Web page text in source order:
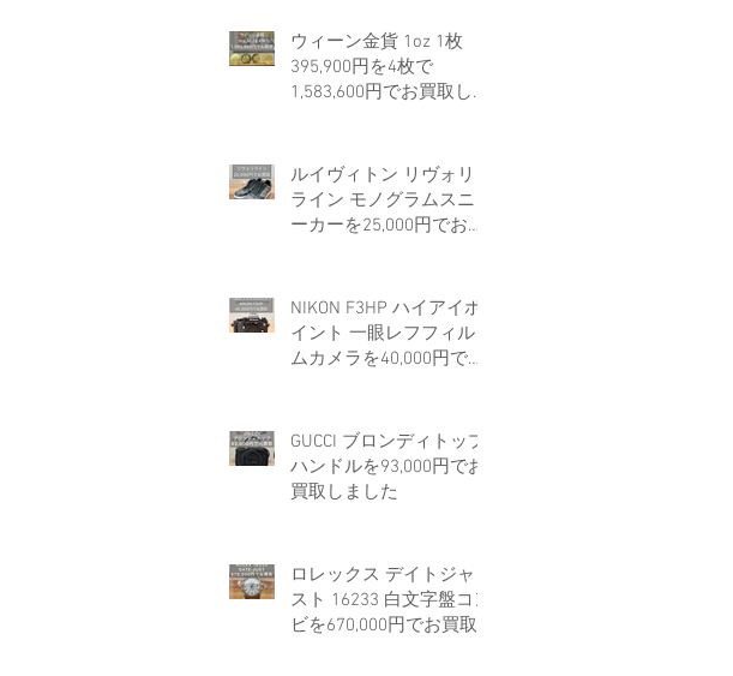
ウィーン金貨 1oz 1枚
395,900円を4枚で
1,583,600円でお買取しま
ルイヴィトン リヴォリ
ライン モノグラムスニ
ーカーを25,000円でお買
NIKON F3HP ハイアイポ
イント 一眼レフフィル
ムカメラを40,000円でお
GUCCI ブロンディトップ
ハンドルを93,000円でお
買取しました
ロレックス デイトジャ
スト 16233 白文字盤コン
ビを670,000円でお買取